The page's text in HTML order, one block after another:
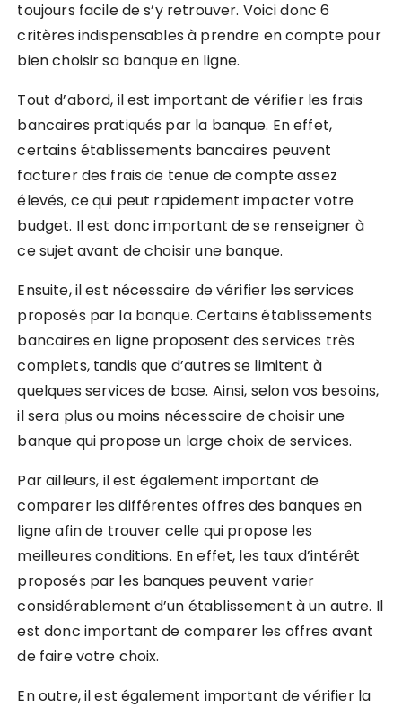
toujours facile de s’y retrouver. Voici donc 6
critères indispensables à prendre en compte pour
bien choisir sa banque en ligne.
Tout d’abord, il est important de vérifier les frais
bancaires pratiqués par la banque. En effet,
certains établissements bancaires peuvent
facturer des frais de tenue de compte assez
élevés, ce qui peut rapidement impacter votre
budget. Il est donc important de se renseigner à
ce sujet avant de choisir une banque.
Ensuite, il est nécessaire de vérifier les services
proposés par la banque. Certains établissements
bancaires en ligne proposent des services très
complets, tandis que d’autres se limitent à
quelques services de base. Ainsi, selon vos besoins,
il sera plus ou moins nécessaire de choisir une
banque qui propose un large choix de services.
Par ailleurs, il est également important de
comparer les différentes offres des banques en
ligne afin de trouver celle qui propose les
meilleures conditions. En effet, les taux d’intérêt
proposés par les banques peuvent varier
considérablement d’un établissement à un autre. Il
est donc important de comparer les offres avant
de faire votre choix.
En outre, il est également important de vérifier la